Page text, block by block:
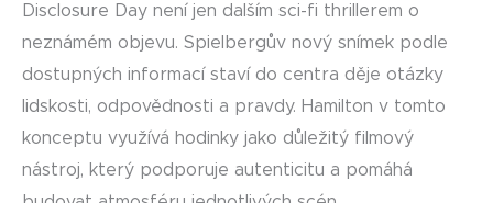
Disclosure Day není jen dalším sci-fi thrillerem o
neznámém objevu. Spielbergův nový snímek podle
dostupných informací staví do centra děje otázky
lidskosti, odpovědnosti a pravdy. Hamilton v tomto
konceptu využívá hodinky jako důležitý filmový
nástroj, který podporuje autenticitu a pomáhá